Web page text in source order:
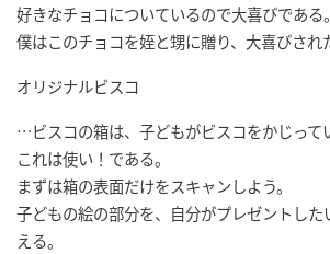
好きなチョコについているので大喜びである。
僕はこのチョコを姪と甥に贈り、大喜びされ
オリジナルビスコ
…ビスコの箱は、子どもがビスコをかじって
これは使い！である。
まずは箱の表面だけをスキャンしよう。
子どもの絵の部分を、自分がプレゼントし
える。